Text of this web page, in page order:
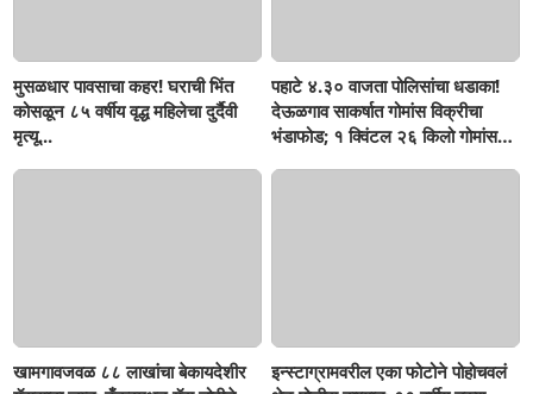
मुसळधार पावसाचा कहर! घराची भिंत
कोसळून ८५ वर्षीय वृद्ध महिलेचा दुर्दैवी
मृत्यू...
पहाटे ४.३० वाजता पोलिसांचा धडाका!
देऊळगाव साकर्षात गोमांस विक्रीचा
भंडाफोड; १ क्विंटल २६ किलो गोमांस
खामगावजवळ ८८ लाखांचा बेकायदेशीर
इन्स्टाग्रामवरील एका फोटोने पोहोचवलं